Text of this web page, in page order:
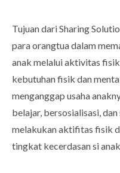
Tujuan dari Sharing
para orangtua dalam
anak melalui aktivitas
kebutuhan fisik dan
menganggap usaha
belajar, bersosialisasi,
melakukan aktifitas fisik
tingkat kecerdasan si